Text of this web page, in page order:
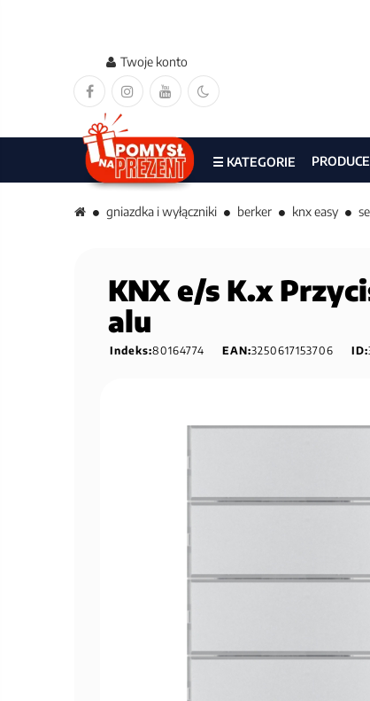
Twoje konto
☰ KATEGORIE
gniazdka i wyłączniki berker knx easy
KNX e/s K.x
alu
Indeks:80164774 EAN:3250617153706 ID: